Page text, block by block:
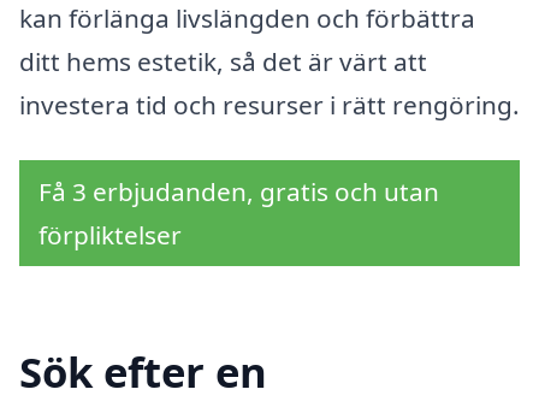
kan förlänga livslängden och förbättra
ditt hems estetik, så det är värt att
investera tid och resurser i rätt rengöring.
Få 3 erbjudanden, gratis och utan
förpliktelser
Sök efter en